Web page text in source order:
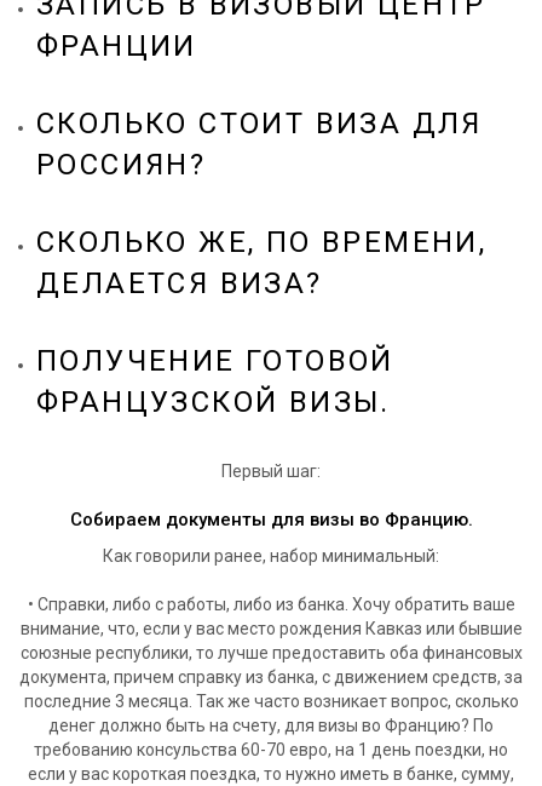
ФРАНЦИИ
СКОЛЬКО СТОИТ ВИЗА ДЛЯ
РОССИЯН?
СКОЛЬКО ЖЕ, ПО ВРЕМЕНИ,
ДЕЛАЕТСЯ ВИЗА?
ПОЛУЧЕНИЕ ГОТОВОЙ
ФРАНЦУЗСКОЙ ВИЗЫ.
Первый шаг:
Собираем документы для визы во Францию.
Как говорили ранее, набор минимальный:
• Справки, либо с работы, либо из банка. Хочу обратить ваше
внимание, что, если у вас место рождения Кавказ или бывшие
союзные республики, то лучше предоставить оба финансовых
документа, причем справку из банка, с движением средств, за
последние 3 месяца. Так же часто возникает вопрос, сколько
денег должно быть на счету, для визы во Францию? По
требованию консульства 60-70 евро, на 1 день поездки, но
если у вас короткая поездка, то нужно иметь в банке, сумму,